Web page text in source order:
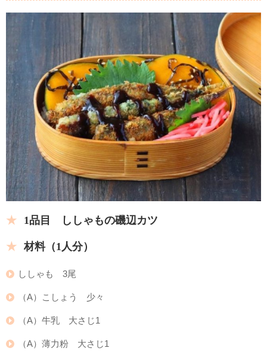
1品目 ししゃもの磯辺カツ
材料（1人分）
ししゃも 3尾
（A）こしょう 少々
（A）牛乳 大さじ1
（A）薄力粉 大さじ1